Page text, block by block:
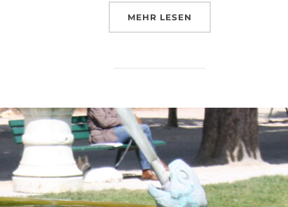
MEHR ÜBER „HEY!“
LESEN